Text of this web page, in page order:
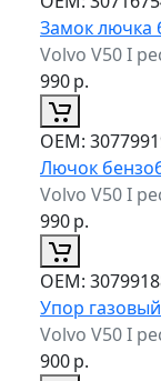
Замок лючка
Volvo V50 I
990р.
ОЕМ:
Лючок
Volvo V50 I
990р.
ОЕМ:
Упор газовый
Volvo V50 I
900р.